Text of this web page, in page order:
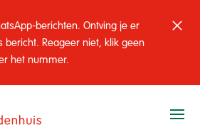
berichten. Ontving je er
bericht. Reageer niet, klik geen
het nummer.